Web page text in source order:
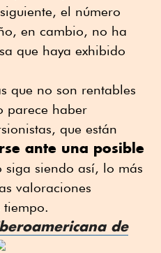
el número
en cambio, no ha
que haya exhibido
que no son rentables
parece haber
que están
ante una posible
siga siendo así, lo más
valoraciones
de